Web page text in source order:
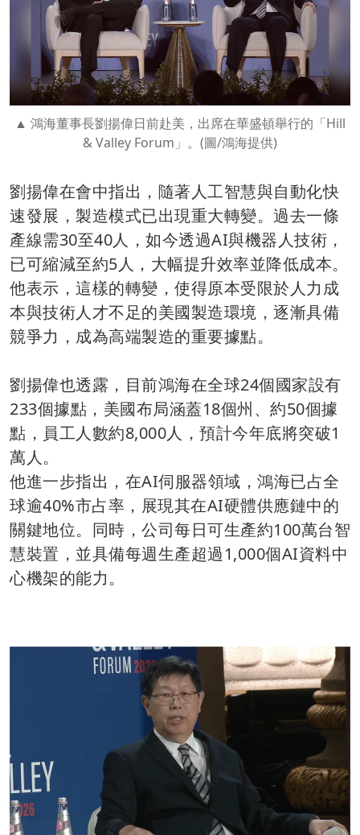
鴻海董事長劉揚偉日前赴美，出席在華盛頓舉行的「Hill
& Valley Forum」。(圖/鴻海提供)
劉揚偉在會中指出，隨著人工智慧與自動化快
速發展，製造模式已出現重大轉變。過去一條
產線需30至40人，如今透過AI與機器人技術，
已可縮減至約5人，大幅提升效率並降低成本。
他表示，這樣的轉變，使得原本受限於人力成
本與技術人才不足的美國製造環境，逐漸具備
競爭力，成為高端製造的重要據點。
劉揚偉也透露，目前鴻海在全球24個國家設有
233個據點，美國布局涵蓋18個州、約50個據
點，員工人數約8,000人，預計今年底將突破1
萬人。
他進一步指出，在AI伺服器領域，鴻海已占全
球逾40%市占率，展現其在AI硬體供應鏈中的
關鍵地位。同時，公司每日可生產約100萬台智
慧裝置，並具備每週生產超過1,000個AI資料中
心機架的能力。